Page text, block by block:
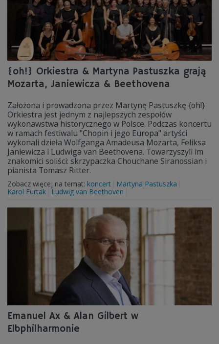
{oh!} Orkiestra & Martyna Pastuszka grają
Mozarta, Janiewicza & Beethovena
Założona i prowadzona przez Martynę Pastuszkę {oh!}
Orkiestra jest jednym z najlepszych zespołów
wykonawstwa historycznego w Polsce. Podczas koncertu
w ramach festiwalu "Chopin i jego Europa" artyści
wykonali dzieła Wolfganga Amadeusa Mozarta, Feliksa
Janiewicza i Ludwiga van Beethovena. Towarzyszyli im
znakomici soliści: skrzypaczka Chouchane Siranossian i
pianista Tomasz Ritter.
Zobacz więcej na temat: koncert
Martyna Pastuszka
Karol Furtak Ludwig van Beethoven
Emanuel Ax & Alan Gilbert w
Elbphilharmonie